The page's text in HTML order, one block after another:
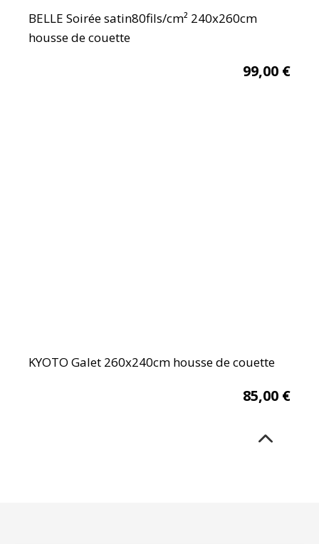
BELLE Soirée satin80fils/cm² 240x260cm
housse de couette
99,00 €
KYOTO Galet 260x240cm housse de couette
85,00 €